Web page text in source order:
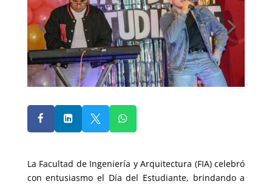
   
La Facultad de Ingeniería y Arquitectura (FIA) celebró
con entusiasmo el Día del Estudiante, brindando a